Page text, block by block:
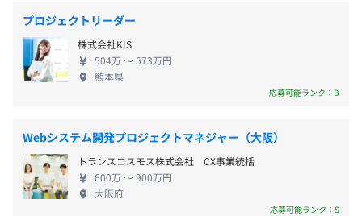
事業部全体で３７名
(名古屋 ２７名)(大阪 １０名)
・英語資格手当：TOEIC(R)テスト取得スコアに応じて、
支給。
・住宅手当
・家族手当
・通信手当
・健康手当
ンナップ強化を目指しています。
プロジェクトリーダー
株式会社KIS
504万 〜 573万円
熊本県
応募可能ランク：B
Webシステム開発プロジェクトマネジャー（大阪）
トランスコスモス株式会社 CX事業統括
600万 〜 900万円
大阪府
応募可能ランク：S